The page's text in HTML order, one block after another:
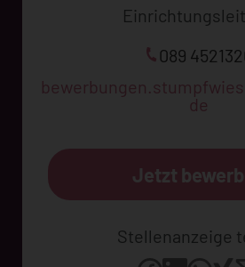
089
de
Jetzt
Stellenanzeige